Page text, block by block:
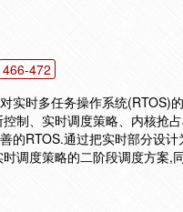
466-472
实时多任务操作系统(RTOS)
制、实时调度策略、内核抢
的RTOS.通过把实时部分设
调度策略的二阶段调度方案,